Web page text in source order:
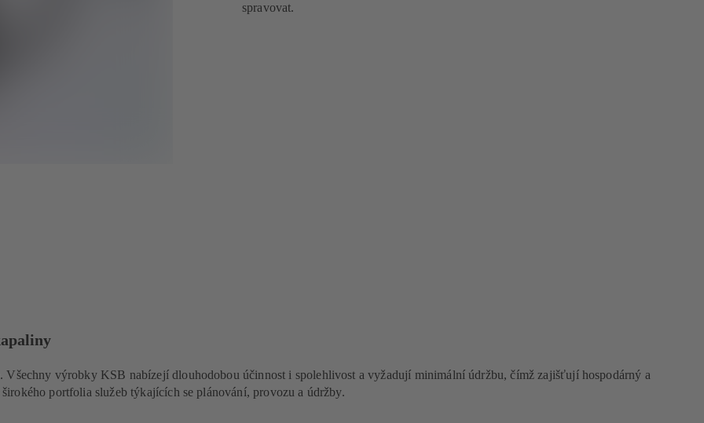
spravovat.
Všechny výrobky KSB nabízejí dlouhodobou účinnost i spolehlivost a vyžadují minimální údržbu, čímž zajišťují hospodárný a
portfolia služeb týkajících se plánování, provozu a údržby.